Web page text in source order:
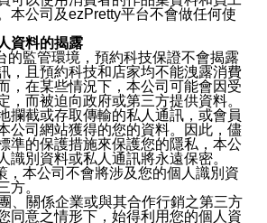
本公司及ezPretty平台不會做任何使
資料的揭露
的監管環境，預約科技保證不會揭露
，且預約科技和店家均不能洩露消費
，在某些情況下，本公司可能會因受
，而被迫向政府或第三方提供資料。
攔截或存取傳輸的私人通訊，或會員
公司網站獲得的您的資料。因此，儘
準的保護措施來保護您的隱私，本公
識別資料或私人通訊將永遠保密。
，本公司不會將涉及您的個人識別資
方。
、關係企業或與其合作行銷之第三方
同意之情形下，始得利用您的個人資